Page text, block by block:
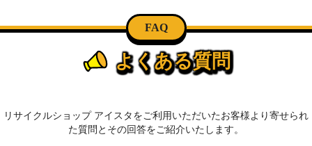
FAQ
よくある質問
リサイクルショップ アイスタをご利用いただいたお客様より寄せられ
た質問とその回答をご紹介いたします。